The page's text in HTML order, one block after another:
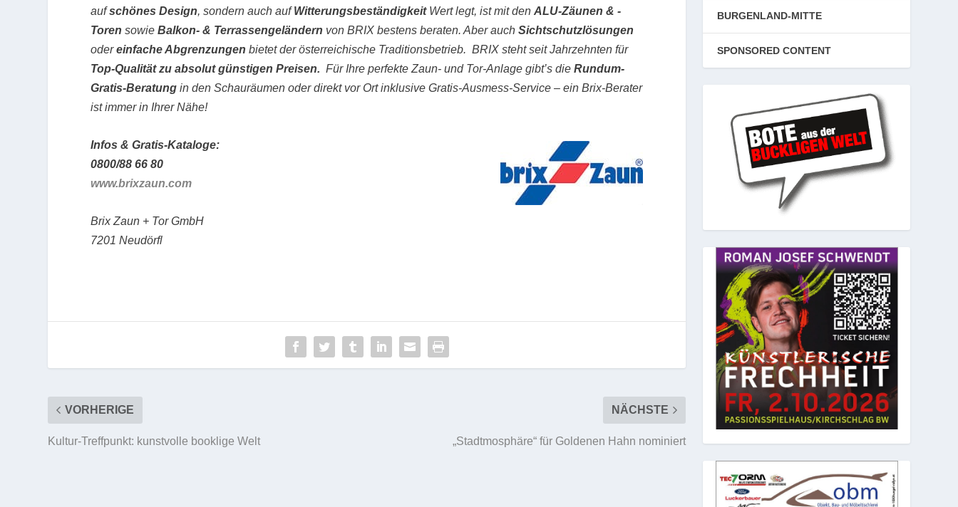
aufschönes Design, sondern auch aufWitterungsbeständigkeit Wert legt, ist mit denALU-Zäunen & -
TorensowieBalkon- & Terrassengeländern von BRIX bestens beraten. Aber auchSichtschutzlösungen
odereinfache Abgrenzungen bietet der österreichische Traditionsbetrieb. BRIX steht seit Jahrzehnten für
Top-Qualität zu absolut günstigen Preisen.Für Ihre perfekte Zaun- und Tor-Anlage gibt’s dieRundum-
Gratis-Beratung in den Schauräumen oder direkt vor Ort inklusive Gratis-Ausmess-Service – ein Brix-Berater
ist immer in Ihrer Nähe!
Infos & Gratis-Kataloge:
0800/88 66 80
www.brixzaun.com
Brix Zaun + Tor GmbH
7201 Neudörfl
VORHERIGE
Kultur-Treffpunkt: kunstvolle booklige Welt
NÄCHSTE
„Stadtmosphäre“ für Goldenen Hahn nominiert
BURGENLAND-MITTE
SPONSORED CONTENT